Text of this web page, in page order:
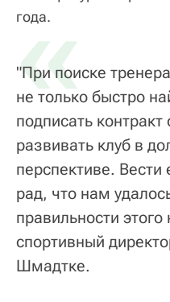
года.
«
"При поиске
не только быстро
подписать
развивать клуб в
перспективе.
рад, что нам
правильности
спортивный
Шмадтке.